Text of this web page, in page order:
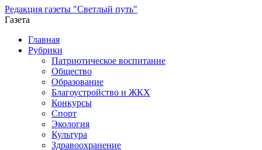
Редакция газеты "Светлый путь"
Газета
Промотать
содержимому
Главная
Рубрики
Патриотическое воспитание
Общество
Образование
Благоустройство и ЖКХ
Конкурсы
Спорт
Экология
Культура
Здравоохранение